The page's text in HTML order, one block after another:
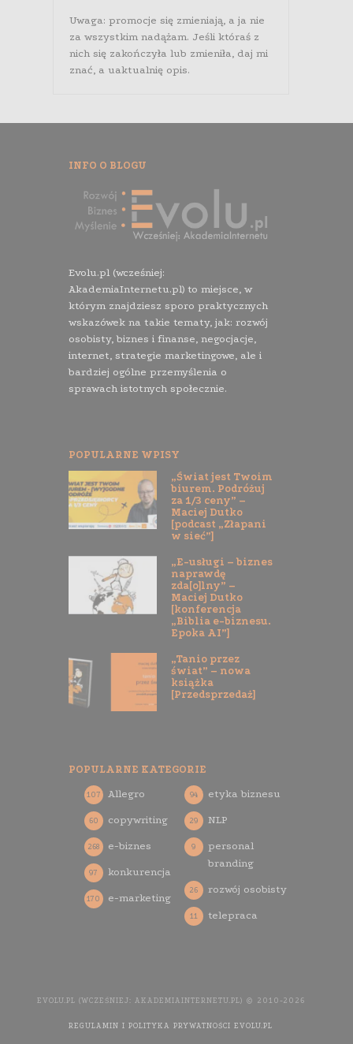
Uwaga: promocje się zmieniają, a ja nie
za wszystkim nadążam. Jeśli któraś z
nich się zakończyła lub zmieniła, daj mi
znać, a uaktualnię opis.
INFO O BLOGU
Evolu.pl (wcześniej:
AkademiaInternetu.pl) to miejsce, w
którym znajdziesz sporo praktycznych
wskazówek na takie tematy, jak: rozwój
osobisty, biznes i finanse, negocjacje,
internet, strategie marketingowe, ale i
bardziej ogólne przemyślenia o
sprawach istotnych społecznie.
POPULARNE WPISY
„Świat jest Twoim
biurem. Podróżuj
za 1/3 ceny” –
Maciej Dutko
[podcast „Złapani
w sieć”]
„E-usługi – biznes
naprawdę
zda[o]lny” –
Maciej Dutko
[konferencja
„Biblia e-biznesu.
Epoka AI”]
„Tanio przez
świat” – nowa
książka
[Przedsprzedaż]
POPULARNE KATEGORIE
Allegro
107
copywriting
60
e-biznes
268
konkurencja
97
e-marketing
170
etyka biznesu
94
NLP
29
personal
branding
9
rozwój osobisty
26
telepraca
11
EVOLU.PL (WCZEŚNIEJ: AKADEMIAINTERNETU.PL) © 2010-2026
REGULAMIN I POLITYKA PRYWATNOŚCI EVOLU.PL